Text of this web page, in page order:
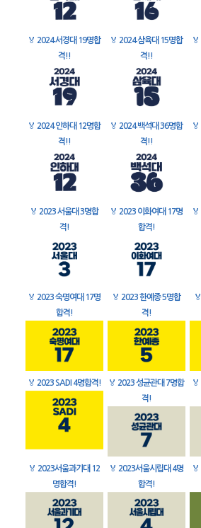
🏅 2024 서경대 19명합
격!!
🏅 2024 삼육대 15명합
격!!
🏅
🏅 2024 인하대 12명합
격!!
🏅 2024 백석대 36명합
격!!
🏅
🏅 2023 서울대 3명합
격!
🏅 2023 이화여대 17명
합격!
🏅
🏅 2023 숙명여대 17명
합격!
🏅 2023 한예종 5명합
격!
🏅
🏅 2023 SADI 4명합격! 🏅 2023 성균관대 7명합
격!
🏅
🏅 2023서울과기대 12
명합격!
🏅 2023서울시립대 4명
합격!
🏅